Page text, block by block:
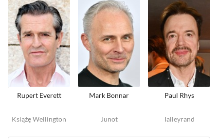
Rupert Everett
Książę Wellington
Mark Bonnar
Junot
Paul Rhys
Talleyrand